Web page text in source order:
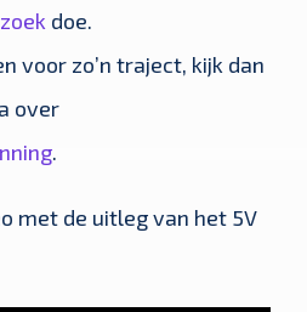
doe.
voor zo’n traject, kijk dan
over
.
met de uitleg van het 5V